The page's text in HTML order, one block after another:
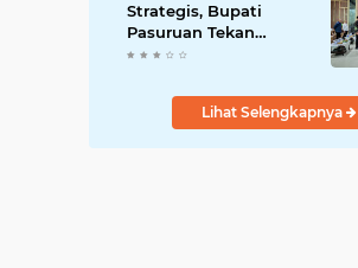
Strategis, Bupati
Pasuruan Tekan
Pentingnya Program
Lihat Selengkapnya